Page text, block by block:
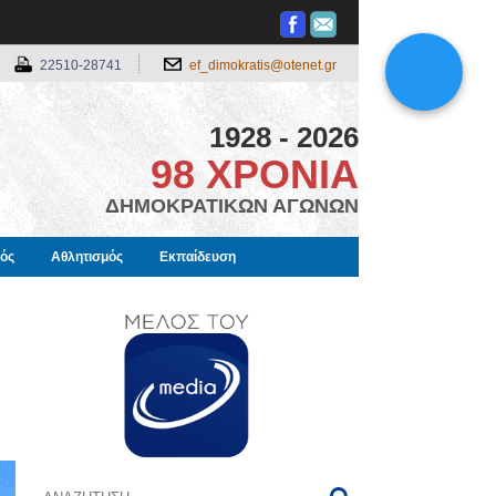
22510-28741 ef_dimokratis@otenet.gr
1928 - 2026
98 ΧΡΟΝΙΑ
ΔΗΜΟΚΡΑΤΙΚΩΝ ΑΓΩΝΩΝ
Αθλητισμός Εκπαίδευση